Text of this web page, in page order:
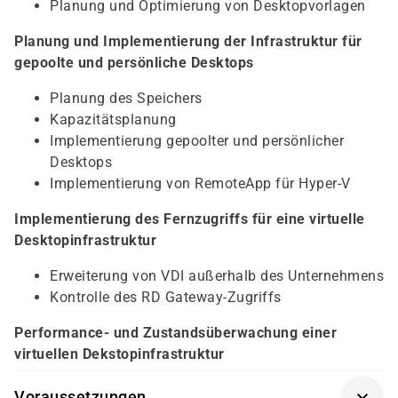
Planung und Optimierung von Desktopvorlagen
Planung und Implementierung der Infrastruktur für
gepoolte und persönliche Desktops
Planung des Speichers
Kapazitätsplanung
Implementierung gepoolter und persönlicher
Desktops
Implementierung von RemoteApp für Hyper-V
Implementierung des Fernzugriffs für eine virtuelle
Desktopinfrastruktur
Erweiterung von VDI außerhalb des Unternehmens
Kontrolle des RD Gateway-Zugriffs
Performance- und Zustandsüberwachung einer
virtuellen Dekstopinfrastruktur